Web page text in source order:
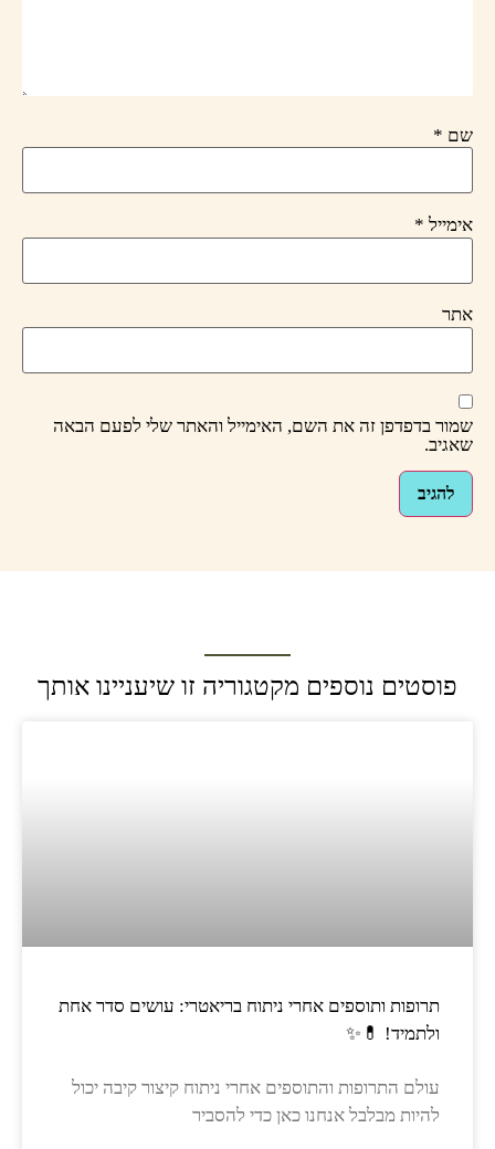
שם *
אימייל*
אתר
שמור בדפדפן זה את השם, האימייל והאתר שלי לפעם הבאה
שאגיב.
פוסטים נוספים מקטגוריה זו שיעניינו אותך
תרופות ותוספים אחרי ניתוח בריאטרי: עושים סדר אחת
ולתמיד! 💊✨
עולם התרופות והתוספים אחרי ניתוח קיצור קיבה יכול
להיות מבלבל אנחנו כאן כדי להסביר